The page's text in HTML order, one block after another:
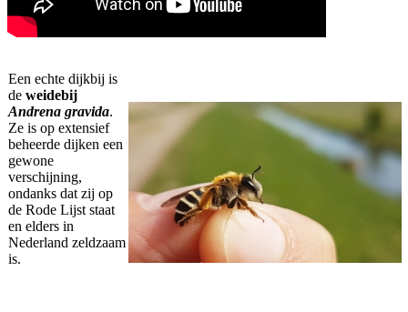
Een echte dijkbij is
de weidebij
Andrena gravida.
Ze is op extensief
beheerde dijken een
gewone
verschijning,
ondanks dat zij op
de Rode Lijst staat
en elders in
Nederland zeldzaam
is.